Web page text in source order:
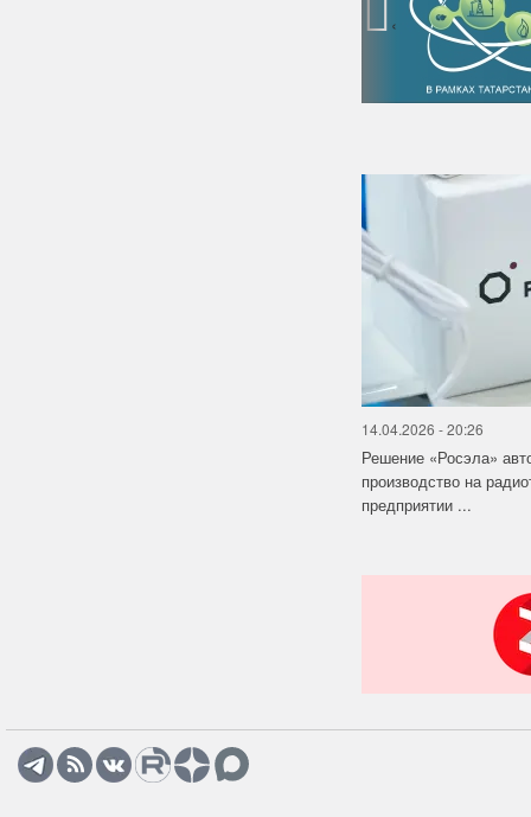
‹
14.04.2026 - 20:26
Решение «Росэла»
производство на
предприятии ...